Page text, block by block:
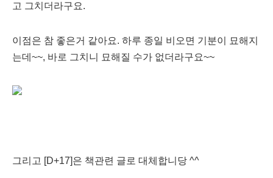
고 그치더라구요.
이점은 참 좋은거 같아요. 하루 종일 비오면 기분이 묘해지
는데~~, 바로 그치니 묘해질 수가 없더라구요~~
그리고 [D+17]은 책관련 글로 대체합니당 ^^